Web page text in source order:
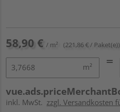
58,90 € / m² (221,86 € / Paket(e))
m²
inkl. MwSt. zzgl. Versandkosten